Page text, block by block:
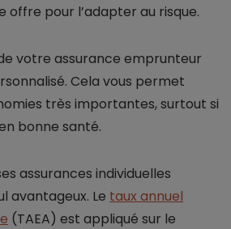
offre pour l’adapter au risque.
votre assurance emprunteur
Cela vous permet
très importantes, surtout si
bonne santé.
assurances individuelles
avantageux. Le taux annuel
(TAEA) est appliqué sur le